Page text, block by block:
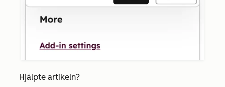
Hjälpte artikeln?